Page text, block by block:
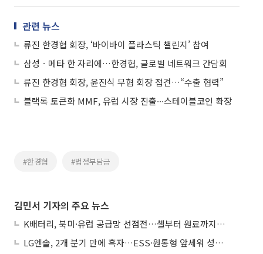
관련 뉴스
류진 한경협 회장, ‘바이바이 플라스틱 챌린지’ 참여
삼성ㆍ메타 한 자리에…한경협, 글로벌 네트워크 간담회
류진 한경협 회장, 윤진식 무협 회장 접견…“수출 협력”
블랙록 토큰화 MMF, 유럽 시장 진출∙∙∙스테이블코인 확장
#한경협 #법정부담금
김민서 기자의 주요 뉴스
K배터리, 북미·유럽 공급망 선점전…셀부터 원료까지 현지화
LG엔솔, 2개 분기 만에 흑자…ESS·원통형 앞세워 성장 가속